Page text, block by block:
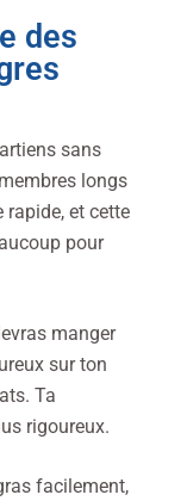
des
sans
longs
rapide, et cette
pour
manger
sur ton
Ta
rigoureux.
facilement,